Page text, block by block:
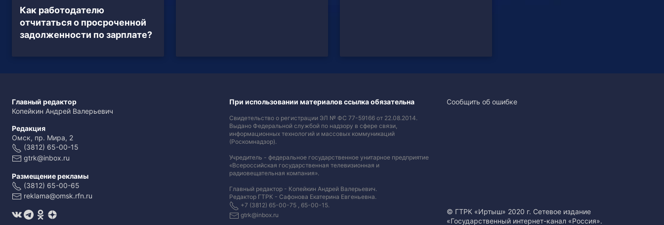
Как работодателю
отчитаться о просроченной
задолженности по зарплате?
Главный редактор
Копейкин Андрей Валерьевич
Редакция
Омск, пр. Мира, 2
(3812) 65-00-15
gtrk@inbox.ru
Размещение рекламы
(3812) 65-00-65
reklama@omsk.rfn.ru
При использовании материалов ссылка обязательна
Свидетельство о регистрации ЭЛ № ФС 77-59166 от 22.08.2014.
Выдано Федеральной службой по надзору в сфере связи,
информационных технологий и массовых коммуникаций
(Роскомнадзор).
Учредитель - федеральное государственное унитарное предприятие
«Всероссийская государственная телевизионная и
радиовещательная компания».
Главный редактор - Копейкин Андрей Валерьевич.
Редактор ГТРК - Сафонова Екатерина Евгеньевна.
+7 (3812) 65-00-75 , 65-00-15.
gtrk@inbox.ru
Сообщить об ошибке
© ГТРК «Иртыш» 2020 г. Сетевое издание
«Государственный интернет-канал «Россия».